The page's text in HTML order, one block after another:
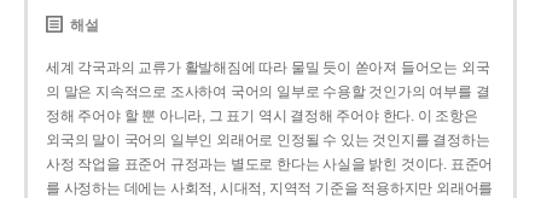
해설
세계 각국과의 교류가 활발해짐에 따라 물밀 듯이 쏟아져 들어오는 외국
의 말은 지속적으로 조사하여 국어의 일부로 수용할 것인가의 여부를 결
정해 주어야 할 뿐 아니라, 그 표기 역시 결정해 주어야 한다. 이 조항은
외국의 말이 국어의 일부인 외래어로 인정될 수 있는 것인지를 결정하는
사정 작업을 표준어 규정과는 별도로 한다는 사실을 밝힌 것이다. 표준어
를 사정하는 데에는 사회적, 시대적, 지역적 기준을 적용하지만 외래어를